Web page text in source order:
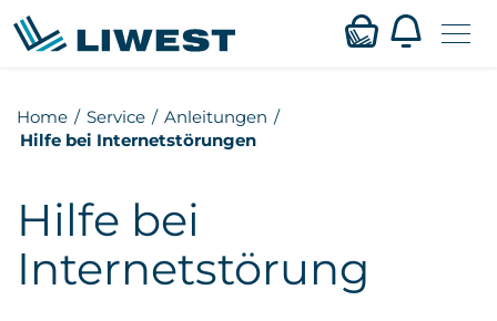
Zum
HauptinhaltMein LIWEST
Home Service
Anleitungen
Hilfe bei Internetstörungen
Hilfe bei
Internetstörung